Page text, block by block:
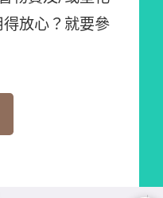
放心？就要參